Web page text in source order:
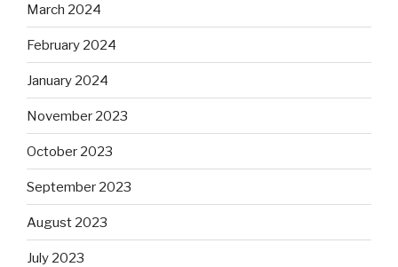
March 2024
February 2024
January 2024
November 2023
October 2023
September 2023
August 2023
July 2023